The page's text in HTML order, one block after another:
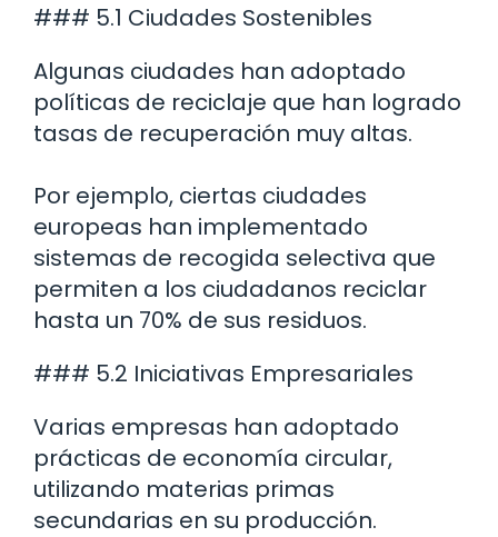
### 5.1 Ciudades Sostenibles
Algunas ciudades han adoptado
políticas de reciclaje que han logrado
tasas de recuperación muy altas.
Por ejemplo, ciertas ciudades
europeas han implementado
sistemas de recogida selectiva que
permiten a los ciudadanos reciclar
hasta un 70% de sus residuos.
### 5.2 Iniciativas Empresariales
Varias empresas han adoptado
prácticas de economía circular,
utilizando materias primas
secundarias en su producción.